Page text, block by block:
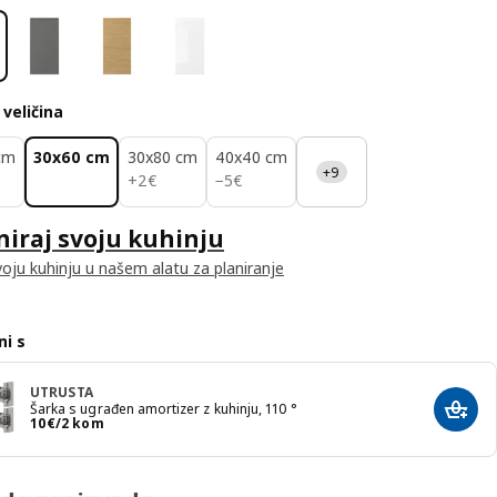
30x60 cm
30x80 cm
+2€
2€
40x40 cm
−5€
5€ +9
svoju kuhinju
kuhinju u našem alatu za planiranje
s
UTRUSTA
Šarka s ugrađen amortizer z kuhinju, 110 °
10€/2 kom
Cijena 10€/2 kom